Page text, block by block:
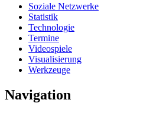
Soziale Netzwerke
Statistik
Technologie
Termine
Videospiele
Visualisierung
Werkzeuge
Navigation